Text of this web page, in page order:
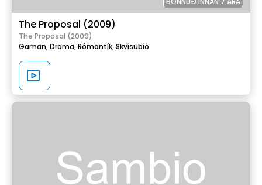
The Proposal (2009)
The Proposal (2009)
Gaman,Drama,Rómantík,Skvísubíó